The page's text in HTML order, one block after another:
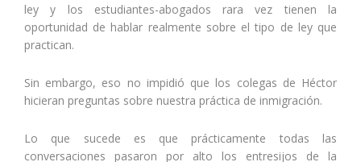
ley y los estudiantes-abogados rara vez tienen la
oportunidad de hablar realmente sobre el tipo de ley que
practican.
Sin embargo, eso no impidió que los colegas de Héctor
hicieran preguntas sobre nuestra práctica de inmigración.
Lo que sucede es que prácticamente todas las
conversaciones pasaron por alto los entresijos de la